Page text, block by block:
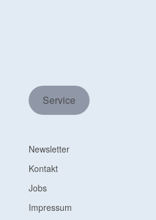
Service
Newsletter
Kontakt
Jobs
Impressum